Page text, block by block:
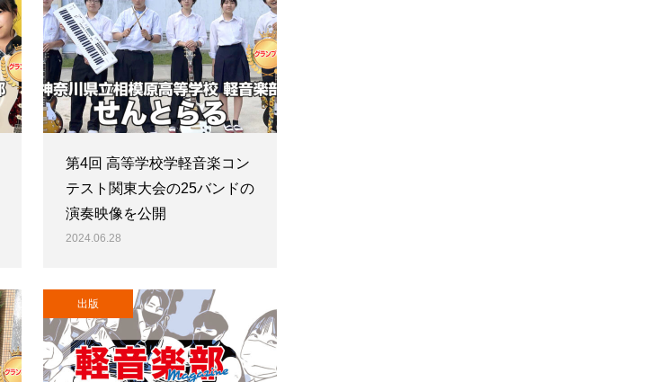
第4回 高等学校学軽音楽コン
テスト関東大会の25バンドの
演奏映像を公開
2024.06.28
出版